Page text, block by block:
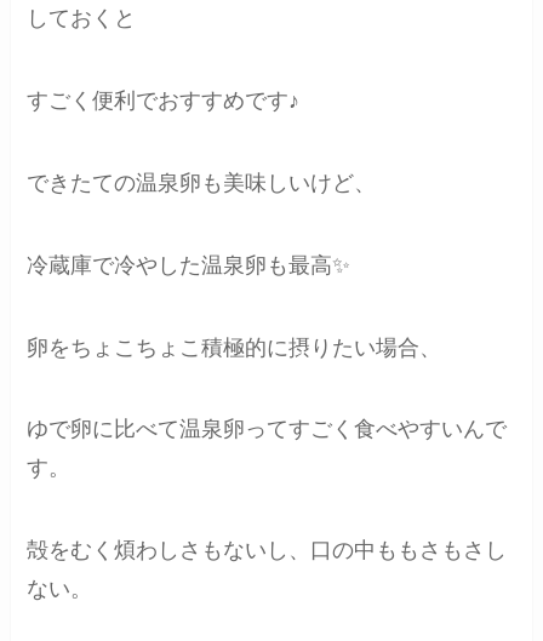
しておくと
すごく便利でおすすめです♪
できたての温泉卵も美味しいけど、
冷蔵庫で冷やした温泉卵も最高✨
卵をちょこちょこ積極的に摂りたい場合、
ゆで卵に比べて温泉卵ってすごく食べやすいんで
す。
殻をむく煩わしさもないし、口の中ももさもさし
ない。